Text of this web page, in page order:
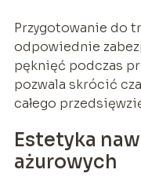
Przygotowanie do
odpowiednie
pęknięć podczas
pozwala skrócić
całego
Estetyka
ażurowych